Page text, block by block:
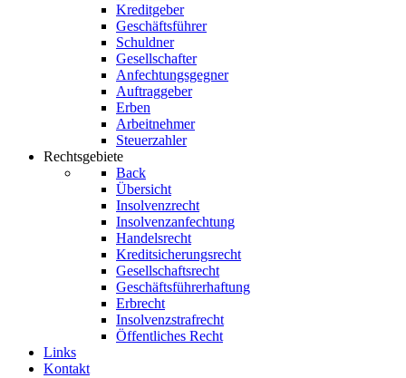
Kreditgeber
Geschäftsführer
Schuldner
Gesellschafter
Anfechtungsgegner
Auftraggeber
Erben
Arbeitnehmer
Steuerzahler
Rechtsgebiete
Back
Übersicht
Insolvenzrecht
Insolvenzanfechtung
Handelsrecht
Kreditsicherungsrecht
Gesellschaftsrecht
Geschäftsführerhaftung
Erbrecht
Insolvenzstrafrecht
Öffentliches Recht
Links
Kontakt